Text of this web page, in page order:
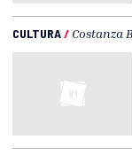
CULTURA/ Costanza